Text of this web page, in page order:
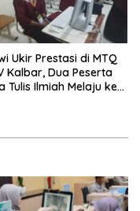
Ukir Prestasi di MTQ
Kalbar, Dua Peserta
Tulis Ilmiah Melaju ke